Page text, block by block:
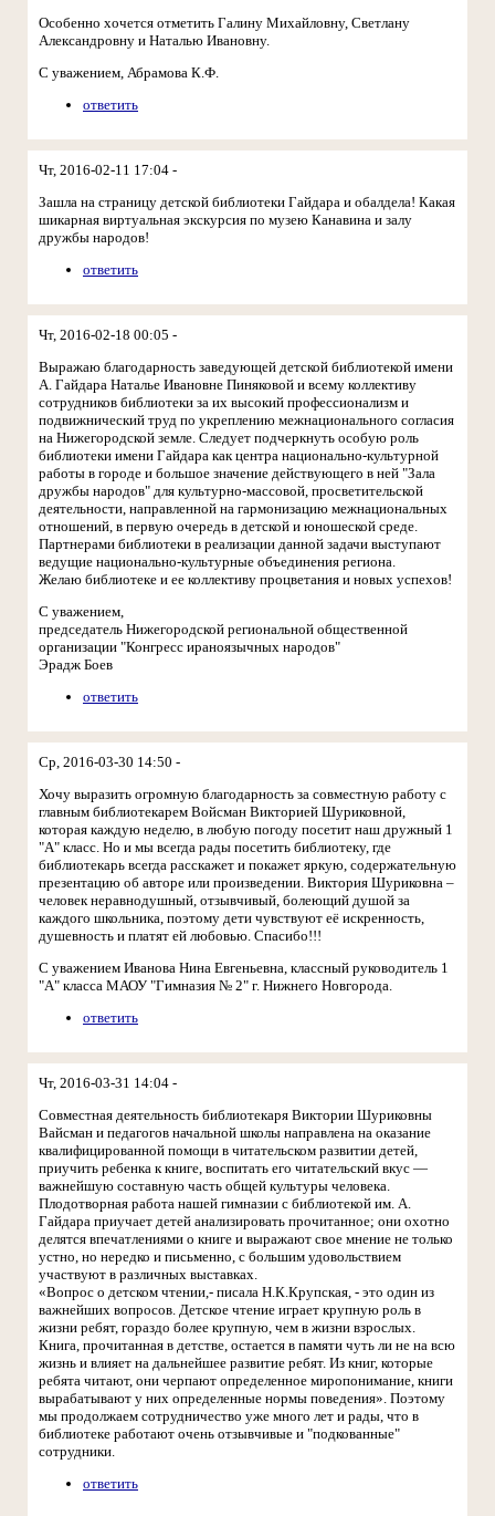
Особенно хочется отметить Галину Михайловну, Светлану
Александровну и Наталью Ивановну.
С уважением, Абрамова К.Ф.
ответить
Чт, 2016-02-11 17:04 -
Зашла на страницу детской библиотеки Гайдара и обалдела! Какая
шикарная виртуальная экскурсия по музею Канавина и залу
дружбы народов!
ответить
Чт, 2016-02-18 00:05 -
Выражаю благодарность заведующей детской библиотекой имени
А. Гайдара Наталье Ивановне Пиняковой и всему коллективу
сотрудников библиотеки за их высокий профессионализм и
подвижнический труд по укреплению межнационального согласия
на Нижегородской земле. Следует подчеркнуть особую роль
библиотеки имени Гайдара как центра национально-культурной
работы в городе и большое значение действующего в ней "Зала
дружбы народов" для культурно-массовой, просветительской
деятельности, направленной на гармонизацию межнациональных
отношений, в первую очередь в детской и юношеской среде.
Партнерами библиотеки в реализации данной задачи выступают
ведущие национально-культурные объединения региона.
Желаю библиотеке и ее коллективу процветания и новых успехов!
С уважением,
председатель Нижегородской региональной общественной
организации "Конгресс ираноязычных народов"
Эрадж Боев
ответить
Ср, 2016-03-30 14:50 -
Хочу выразить огромную благодарность за совместную работу с
главным библиотекарем Войсман Викторией Шуриковной,
которая каждую неделю, в любую погоду посетит наш дружный 1
"А" класс. Но и мы всегда рады посетить библиотеку, где
библиотекарь всегда расскажет и покажет яркую, содержательную
презентацию об авторе или произведении. Виктория Шуриковна –
человек неравнодушный, отзывчивый, болеющий душой за
каждого школьника, поэтому дети чувствуют её искренность,
душевность и платят ей любовью. Спасибо!!!
С уважением Иванова Нина Евгеньевна, классный руководитель 1
"А" класса МАОУ "Гимназия № 2" г. Нижнего Новгорода.
ответить
Чт, 2016-03-31 14:04 -
Совместная деятельность библиотекаря Виктории Шуриковны
Вайсман и педагогов начальной школы направлена на оказание
квалифицированной помощи в читательском развитии детей,
приучить ребенка к книге, воспитать его читательский вкус —
важнейшую составную часть общей культуры человека.
Плодотворная работа нашей гимназии с библиотекой им. А.
Гайдара приучает детей анализировать прочитанное; они охотно
делятся впечатлениями о книге и выражают свое мнение не только
устно, но нередко и письменно, с большим удовольствием
участвуют в различных выставках.
«Вопрос о детском чтении,- писала Н.К.Крупская, - это один из
важнейших вопросов. Детское чтение играет крупную роль в
жизни ребят, гораздо более крупную, чем в жизни взрослых.
Книга, прочитанная в детстве, остается в памяти чуть ли не на всю
жизнь и влияет на дальнейшее развитие ребят. Из книг, которые
ребята читают, они черпают определенное миропонимание, книги
вырабатывают у них определенные нормы поведения». Поэтому
мы продолжаем сотрудничество уже много лет и рады, что в
библиотеке работают очень отзывчивые и "подкованные"
сотрудники.
ответить